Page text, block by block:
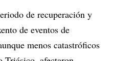
de recuperación y
de eventos de
menos catastróficos